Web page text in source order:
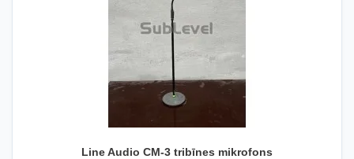
Line Audio CM-3 tribīnes mikrofons